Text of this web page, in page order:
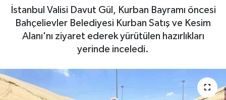
İstanbul Valisi Davut Gül, Kurban Bayramı öncesi
Bahçelievler Belediyesi Kurban Satış ve Kesim
Alanı'nı ziyaret ederek yürütülen hazırlıkları
yerinde inceledi.
SİYASET
YAŞAM
Son Dakika Haberleri
Haber Arşivi